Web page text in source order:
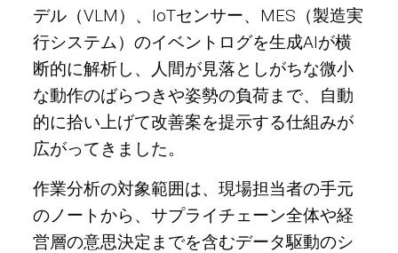
デル（VLM）、IoTセンサー、MES（製造実
行システム）のイベントログを生成AIが横
断的に解析し、人間が見落としがちな微小
な動作のばらつきや姿勢の負荷まで、自動
的に拾い上げて改善案を提示する仕組みが
広がってきました。
作業分析の対象範囲は、現場担当者の手元
のノートから、サプライチェーン全体や経
営層の意思決定までを含むデータ駆動のシ